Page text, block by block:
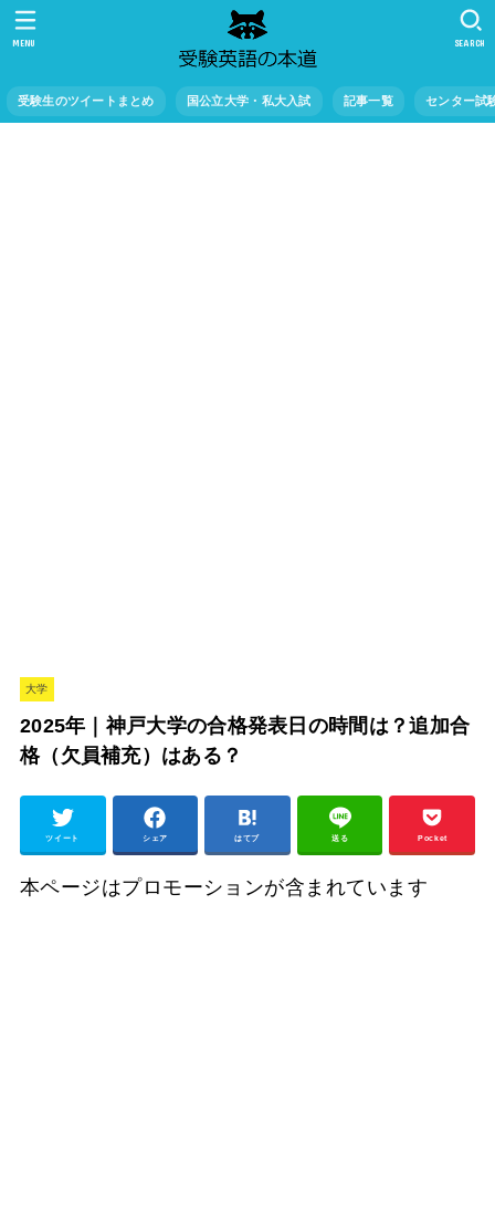
受験生のツイートまとめ 国公立大学・私大入試 記事一覧 センター試
SEARCH
MENU
大学
2025年｜神戸大学の合格発表日の時間は？追加合
格（欠員補充）はある？
ツイート シェア はてブ 送る Pocket
本ページはプロモーションが含まれています